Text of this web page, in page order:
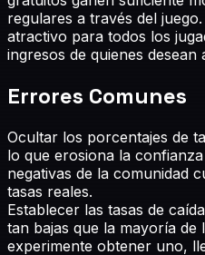
regulares a través del
atractivo para todos los
ingresos de quienes
Errores Comunes
Ocultar los porcentajes de
lo que erosiona la
negativas de la comunidad
tasas reales.
Establecer las tasas de
tan bajas que la mayoría de
experimente obtener uno,